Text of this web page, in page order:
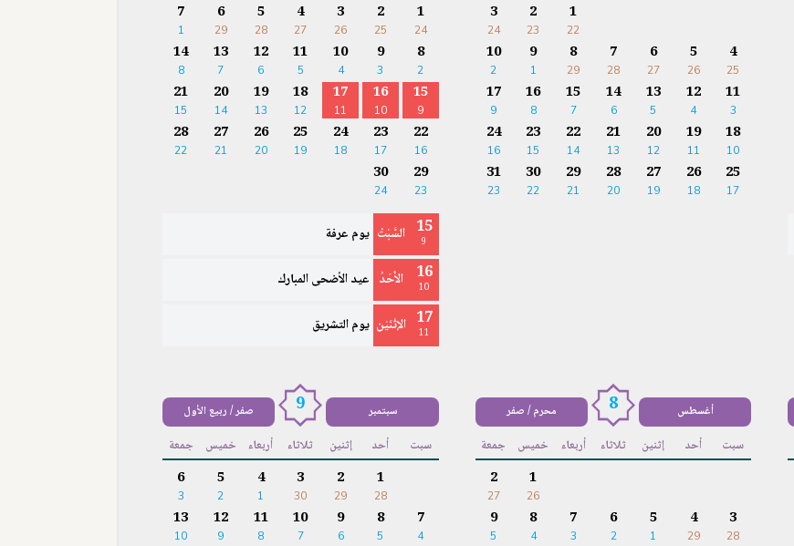
1
22
2
23
3
24
4
25
5
26
6
27
7
28
8
29
9
1
10
2
11
3
12
4
13
5
14
6
15
7
16
8
17
9
18
10
19
11
20
12
21
13
22
14
23
15
24
16
25
17
26
18
27
19
28
20
29
21
30
22
31
23
1
24
2
25
3
26
4
27
5
28
6
29
7
1
8
2
9
3
10
4
11
5
12
6
13
7
14
8
15
9
16
10
17
11
18
12
19
13
20
14
21
15
22
16
23
17
24
18
25
19
26
20
27
21
28
22
29
23
30
24
15
9 السَّبْتُ يوم عرفة
16
10 الأَحَدُ عيد الأضحى المبارك
17
11 الإثْنَيْن يوم التشريق
أغسطس 8 محرم / صفر
سبت أحد إثنين ثلاثاء أربعاء خميس جمعة
1
26
2
27
3
28
4
29
5
1
6
2
7
3
8
4
9
5
سبتمبر 9 صفر / ربيع الأول
سبت أحد إثنين ثلاثاء أربعاء خميس جمعة
1
28
2
29
3
30
4
1
5
2
6
3
7
4
8
5
9
6
10
7
11
8
12
9
13
10